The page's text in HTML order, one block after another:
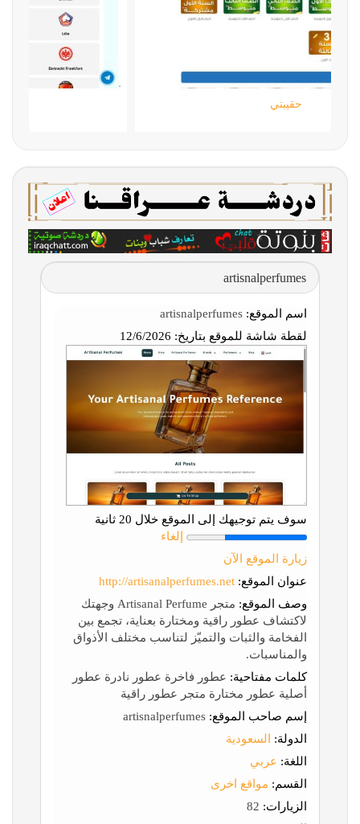
artisnalperfumes
اسم الموقع:
لقطة شاشة للموقع بتاريخ:
سوف يتم توجيهك إلى الموقع خلال 20 ثانية
إلغاء
زيارة الموقع الآن
عنوان الموقع: http://artisanalperfumes.net
وصف الموقع:
متجر Artisanal Perfume وجهتك
لاكتشاف عطور راقية ومختارة بعناية، تجمع بين
الفخامة والثبات والتميّز لتناسب مختلف الأذواق
والمناسبات.
كلمات مفتاحية: عطور فاخرة عطور نادرة عطور
أصلية عطور مختارة متجر عطور راقية
إسم صاحب الموقع:
الدولة:
السعودية
اللغة: عربي
القسم: مواقع اخرى
الزيارات: